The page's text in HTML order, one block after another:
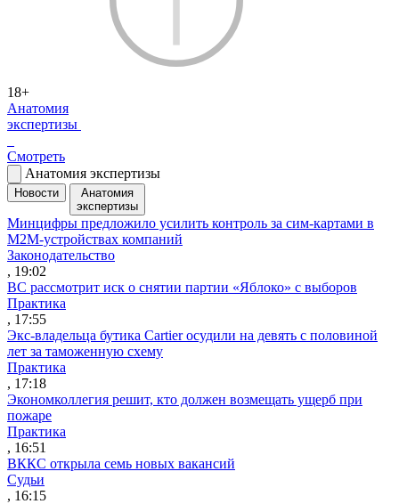
18+
Анатомия
экспертизы
Смотреть
Анатомия экспертизы
Новости
Анатомия
экспертизы
Минцифры предложило усилить контроль за сим-картами в
M2M-устройствах компаний
Законодательство
, 19:02
ВС рассмотрит иск о снятии партии «Яблоко» с выборов
Практика
, 17:55
Экс-владельца бутика Cartier осудили на девять с половиной
лет за таможенную схему
Практика
, 17:18
Экономколлегия решит, кто должен возмещать ущерб при
пожаре
Практика
, 16:51
ВККС открыла семь новых вакансий
Судьи
, 16:15